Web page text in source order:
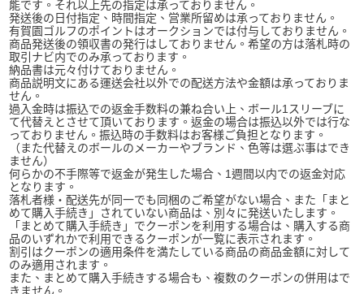
能です。それ以上先の指定は承っておりません。
発送後の日付指定、時間指定、営業所留めは承っておりません。
有賀園ゴルフのポイントはオークションでは付与しておりません。
商品発送後の領収書の発行はしておりません。希望の方は落札時の
取引ナビ内でのみ承っております。
納品書は元々付けておりません。
商品説明文にある運送会社以外での配送方法や金額は承っておりま
せん。
過入金時は振込での返金手数料の兼ね合い上、ボール1スリーブに
て代替えとさせて頂いております。返金の場合は振込以外では行な
っておりません。振込時の手数料はお客様ご負担となります。
（また代替えのボールのメーカーやブランド、色等は選ぶ事はでき
ません）
何らかの不手際等で返金が発生した場合、1週間以内での返金対応
となります。
落札者様・配送先が同一でも同梱のご希望がない場合、また「まと
めて購入手続き」されていない商品は、別々に発送いたします。
「まとめて購入手続き」でクーポンを利用する場合は、購入する商
品のいずれかで利用できるクーポンが一覧に表示されます。
割引はクーポンの適用条件を満たしている商品の商品金額に対して
のみ適用されます。
また、まとめて購入手続きする場合も、複数のクーポンの併用はで
きません。